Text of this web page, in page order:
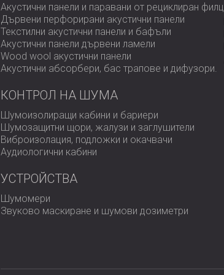
Акустични панели и паравани от рециклиран филц
Дървени перфорирани акустични панели
Текстилни акустични панели и бафъли
Акустични панели дървени ламели
Wood wool акустични панели
Акустични абсорбери, бас трапове и дифузoри.
КОНТРОЛ НА ШУМА
Шумоизолиращи кабини и бариери
Шумозащитни щори, жалузи и заглушители
Виброизолация, подложки и окачвачи
Аудиологични кабини
УСТРОЙСТВА
Шумомери
Звуково маскиране и шумови дозиметри